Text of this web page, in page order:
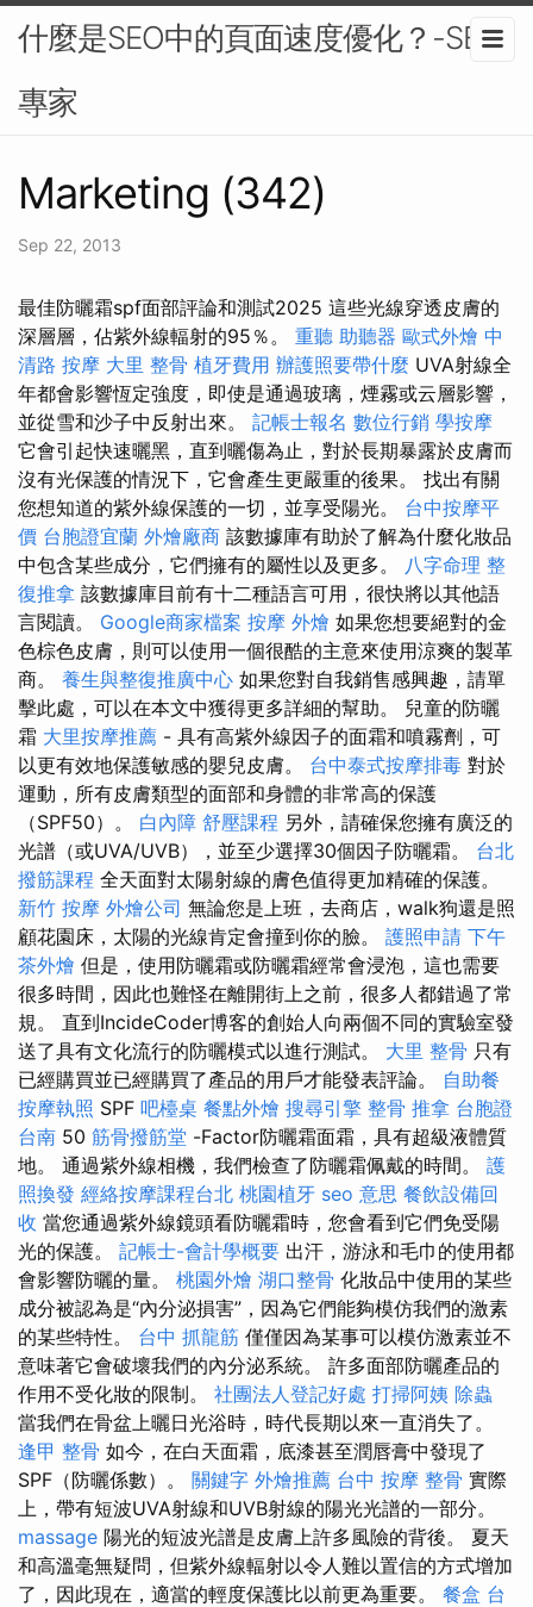
什麼是SEO中的頁面速度優化？-SEO
專家
Marketing (342)
Sep 22, 2013
最佳防曬霜spf面部評論和測試2025 這些光線穿透皮膚的
深層層，佔紫外線輻射的95％。 重聽 助聽器 歐式外燴 中
清路 按摩 大里 整骨 植牙費用 辦護照要帶什麼 UVA射線全
年都會影響恆定強度，即使是通過玻璃，煙霧或云層影響，
並從雪和沙子中反射出來。 記帳士報名 數位行銷 學按摩
它會引起快速曬黑，直到曬傷為止，對於長期暴露於皮膚而
沒有光保護的情況下，它會產生更嚴重的後果。 找出有關
您想知道的紫外線保護的一切，並享受陽光。 台中按摩平
價 台胞證宜蘭 外燴廠商 該數據庫有助於了解為什麼化妝品
中包含某些成分，它們擁有的屬性以及更多。 八字命理 整
復推拿 該數據庫目前有十二種語言可用，很快將以其他語
言閱讀。 Google商家檔案 按摩 外燴 如果您想要絕對的金
色棕色皮膚，則可以使用一個很酷的主意來使用涼爽的製革
商。 養生與整復推廣中心 如果您對自我銷售感興趣，請單
擊此處，可以在本文中獲得更多詳細的幫助。 兒童的防曬
霜 大里按摩推薦 - 具有高紫外線因子的面霜和噴霧劑，可
以更有效地保護敏感的嬰兒皮膚。 台中泰式按摩排毒 對於
運動，所有皮膚類型的面部和身體的非常高的保護
（SPF50）。 白內障 舒壓課程 另外，請確保您擁有廣泛的
光譜（或UVA/UVB），並至少選擇30個因子防曬霜。 台北
撥筋課程 全天面對太陽射線的膚色值得更加精確的保護。
新竹 按摩 外燴公司 無論您是上班，去商店，walk狗還是照
顧花園床，太陽的光線肯定會撞到你的臉。 護照申請 下午
茶外燴 但是，使用防曬霜或防曬霜經常會浸泡，這也需要
很多時間，因此也難怪在離開街上之前，很多人都錯過了常
規。 直到IncideCoder博客的創始人向兩個不同的實驗室發
送了具有文化流行的防曬模式以進行測試。 大里 整骨 只有
已經購買並已經購買了產品的用戶才能發表評論。 自助餐
按摩執照 SPF 吧檯桌 餐點外燴 搜尋引擎 整骨 推拿 台胞證
台南 50 筋骨撥筋堂 -Factor防曬霜面霜，具有超級液體質
地。 通過紫外線相機，我們檢查了防曬霜佩戴的時間。 護
照換發 經絡按摩課程台北 桃園植牙 seo 意思 餐飲設備回
收 當您通過紫外線鏡頭看防曬霜時，您會看到它們免受陽
光的保護。 記帳士-會計學概要 出汗，游泳和毛巾的使用都
會影響防曬的量。 桃園外燴 湖口整骨 化妝品中使用的某些
成分被認為是“內分泌損害”，因為它們能夠模仿我們的激素
的某些特性。 台中 抓龍筋 僅僅因為某事可以模仿激素並不
意味著它會破壞我們的內分泌系統。 許多面部防曬產品的
作用不受化妝的限制。 社團法人登記好處 打掃阿姨 除蟲
當我們在骨盆上曬日光浴時，時代長期以來一直消失了。
逢甲 整骨 如今，在白天面霜，底漆甚至潤唇膏中發現了
SPF（防曬係數）。 關鍵字 外燴推薦 台中 按摩 整骨 實際
上，帶有短波UVA射線和UVB射線的陽光光譜的一部分。
massage 陽光的短波光譜是皮膚上許多風險的背後。 夏天
和高溫毫無疑問，但紫外線輻射以令人難以置信的方式增加
了，因此現在，適當的輕度保護比以前更為重要。 餐盒 台